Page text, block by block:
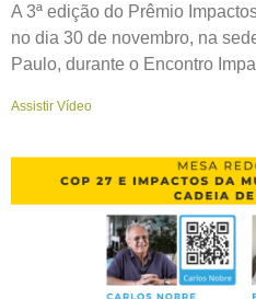
A 3ª edição do Prêmio
no dia 30 de novembro, na
Paulo, durante o Encontro
Assistir Vídeo